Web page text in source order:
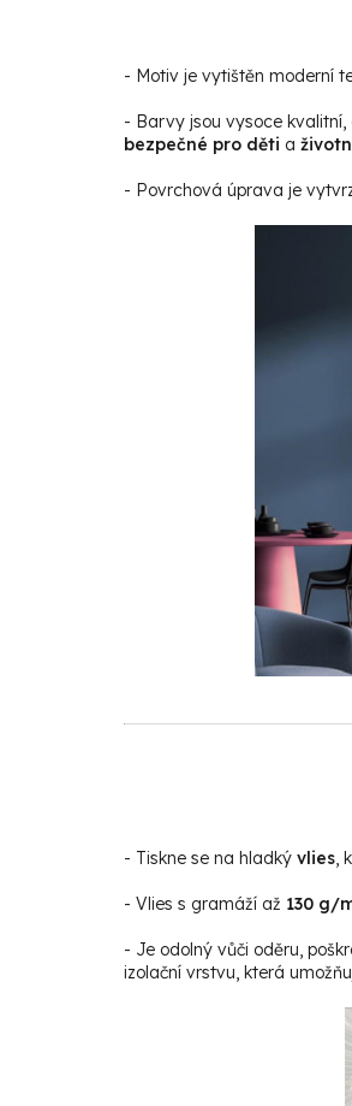
- Motiv je vytištěn moderní
- Barvy jsou vysoce
bezpečné pro děti a
- Povrchová úprava je
- Tiskne se na hladký vlies,
- Vlies s gramáží až 130 g/
- Je odolný vůči oděru,
izolační vrstvu, která